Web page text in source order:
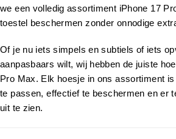
we een volledig assortiment iPhone 17
toestel beschermen zonder onnodige
Of je nu iets simpels en subtiels of iets
aanpasbaars wilt, wij hebben de juiste
Pro Max. Elk hoesje in ons assortiment
te passen, effectief te beschermen en er
uit te zien.